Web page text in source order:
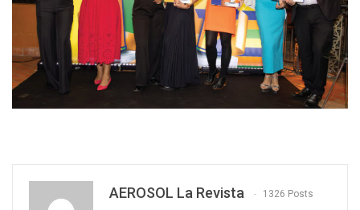
AEROSOL La Revista 1326 Posts